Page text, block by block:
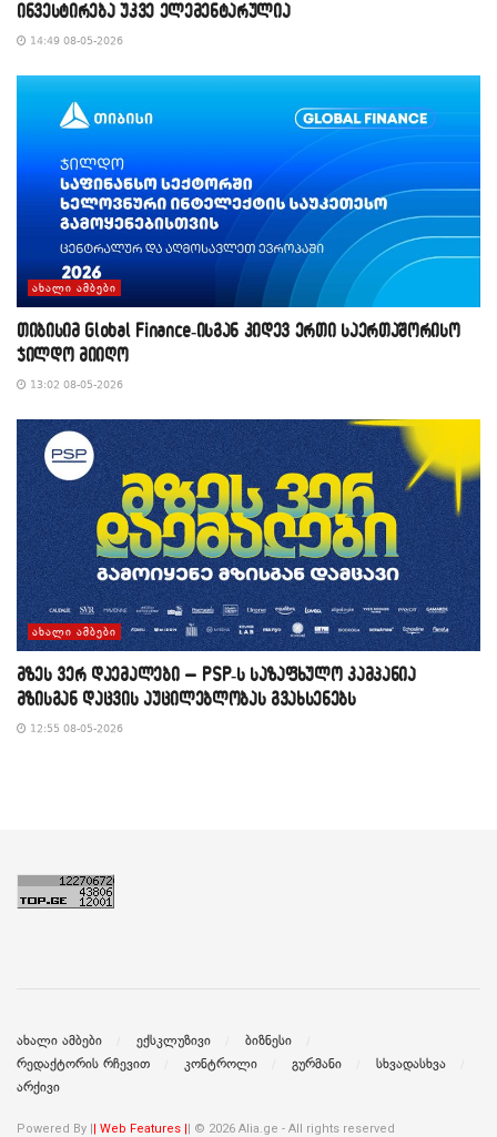
ინვესტირება უკვე ელემენტარულია
14:49 08-05-2026
ᲐᲮᲐᲚᲘ ᲐᲛᲑᲔᲑᲘ
თიბისიმ Global Finance-ისგან კიდევ ერთი საერთაშორისო
ჯილდო მიიღო
13:02 08-05-2026
ᲐᲮᲐᲚᲘ ᲐᲛᲑᲔᲑᲘ
მზეს ვერ დაემალები – PSP-ს საზაფხულო კამპანია
მზისგან დაცვის აუცილებლობას გვახსენებს
12:55 08-05-2026
ახალი ამბები ექსკლუზივი
ბიზნესი
რედაქტორის რჩევით
კონტროლი გურმანი
სხვადასხვა
არქივი
Powered By || Web Features || © 2026 Alia.ge - All rights reserved